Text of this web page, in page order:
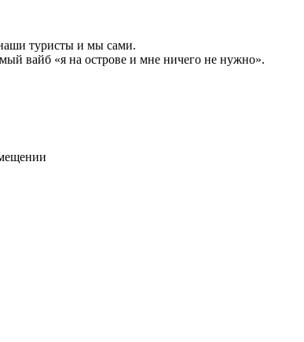
туристы и мы сами.
вайб «я на острове и мне ничего не нужно».